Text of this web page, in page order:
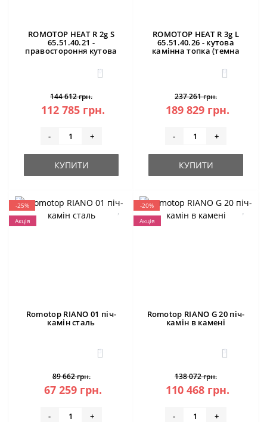
ROMOTOP HEAT R 2g S
65.51.40.21 -
правостороння кутова
камінна топка
0
144 612 грн.
112 785 грн.
- +
КУПИТИ
ROMOTOP HEAT R 3g L
65.51.40.26 - кутова
камінна топка (темна
0
237 261 грн.
189 829 грн.
- +
КУПИТИ
-25%
Акція
Romotop RIANO 01 піч-
камін сталь
3
89 662 грн.
67 259 грн.
- +
-20%
Акція
Romotop RIANO G 20 піч-
камін в камені
3
138 072 грн.
110 468 грн.
- +